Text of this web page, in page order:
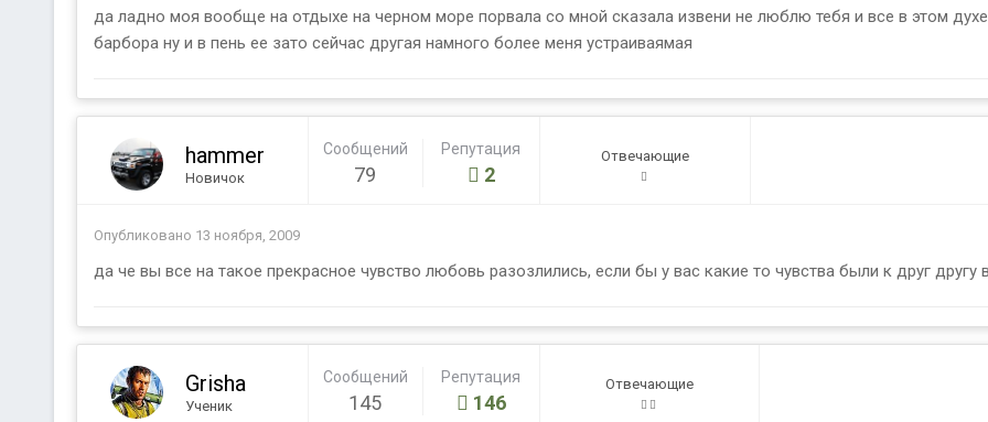
да ладно моя вообще на отдыхе на черном море порвала со мной сказала извени не люблю тебя и все в этом
барбора ну и в пень ее зато сейчас другая намного более меня устраиваямая
hammer
Новичок
Сообщений
79
Репутация
2
Отвечающие
Опубликовано 13 ноября, 2009
да че вы все на такое прекрасное чувство любовь разозлились, если бы у вас какие то чувства были к друг другу
Grisha
Ученик
Сообщений
145
Репутация
146
Отвечающие